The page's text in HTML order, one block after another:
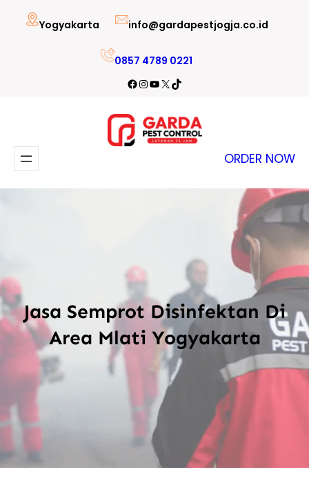
Lewati
Yogyakarta info@gardapestjogja.co.id
0857 4789 0221
Facebook
Instagram
YouTube
X TikTok
ORDER NOW
Jasa Semprot Disinfektan Di
Area Mlati Yogyakarta